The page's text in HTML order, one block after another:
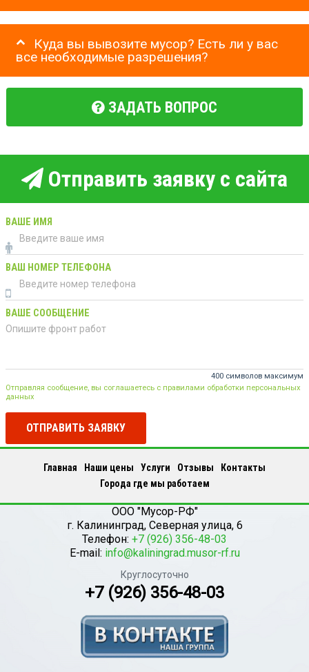
Куда вы вывозите мусор? Есть ли у вас
все необходимые разрешения?
ЗАДАТЬ ВОПРОС
Отправить заявку с сайта
ВАШЕ ИМЯ
ВАШ НОМЕР ТЕЛЕФОНА
ВАШЕ СООБЩЕНИЕ
400 символов максимум
Отправляя сообщение, вы соглашаетесь с правилами обработки персональных
данных
ОТПРАВИТЬ ЗАЯВКУ
Главная Наши цены Услуги Отзывы
Контакты
Города где мы работаем
ООО "Мусор-РФ"
г. Калининград, Северная улица, 6
Телефон: +7 (926) 356-48-03
E-mail: info@kaliningrad.musor-rf.ru
Круглосуточно
+7 (926) 356-48-03